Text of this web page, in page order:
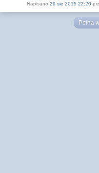
Napisano 29 sie 2015 22:20
Pełna